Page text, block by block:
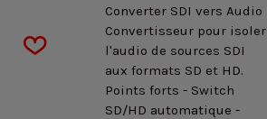
Converter SDI vers Audio
Convertisseur pour isoler
l'audio de sources SDI
aux formats SD et HD.
Points forts - Switch
SD/HD automatique -